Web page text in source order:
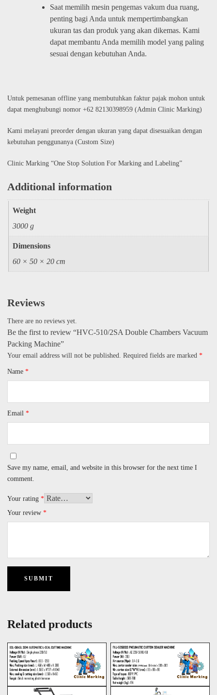
Saat memilih mesin pengemas vakum dua ruang,
penting bagi Anda untuk mempertimbangkan
ukuran tas dan produk yang akan dikemas. Kami
dapat membantu Anda memilih model yang paling
sesuai dengan kebutuhan Anda.
Untuk pemesanan offline yang membutuhkan faktur pajak mohon untuk
dapat menghubungi nomor +62 82130398959 (Admin Clinic Marking)
Kami melayani preorder dengan ukuran yang dapat disesuaikan dengan
kebutuhan penggunanya (Custom Size)
Clinic Marking “One Stop Solution For Marking and Labeling”
Additional information
Weight
3000 g
Dimensions
60 × 50 × 20 cm
Reviews
There are no reviews yet.
Be the first to review “HVC-510/2SA Double Chambers Vacuum
Packing Machine​”
Your email address will not be published. Required fields are marked *
Name *
Email *
Save my name, email, and website in this browser for the next time I
comment.
Your rating *
Your review *
Related products